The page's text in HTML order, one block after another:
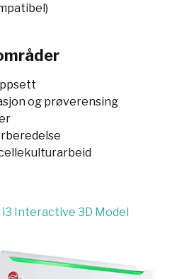
og prøverensing
Interactive 3D Model